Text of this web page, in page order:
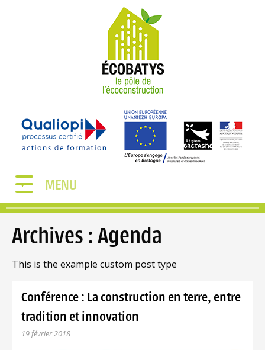
MENU
Archives :Agenda
This is the example custom post type
Conférence : La construction en terre, entre
tradition et innovation
19 février 2018